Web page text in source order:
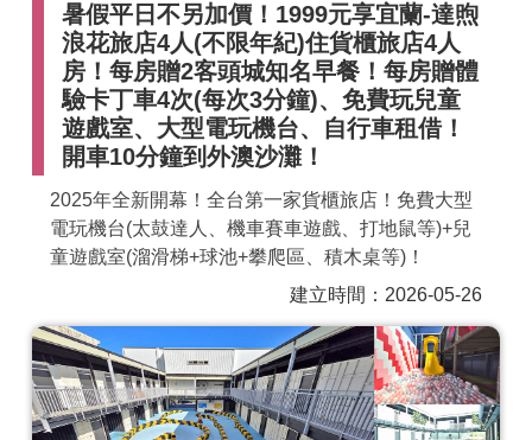
好康優惠
最新消息
最新留言
商家合作
推薦景點
討論區
暑假平日不另加價！1999元享宜蘭-達煦
浪花旅店4人(不限年紀)住貨櫃旅店4人
房！每房贈2客頭城知名早餐！每房贈體
驗卡丁車4次(每次3分鐘)、免費玩兒童
遊戲室、大型電玩機台、自行車租借！
開車10分鐘到外澳沙灘！
2025年全新開幕！全台第一家貨櫃旅店！免費大型
電玩機台(太鼓達人、機車賽車遊戲、打地鼠等)+兒
童遊戲室(溜滑梯+球池+攀爬區、積木桌等)！
建立時間：2026-05-26